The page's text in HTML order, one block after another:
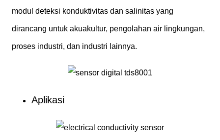
modul deteksi konduktivitas dan salinitas yang
dirancang untuk akuakultur, pengolahan air lingkungan,
proses industri, dan industri lainnya.
Aplikasi